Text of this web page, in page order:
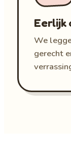
Eerlijk
We
gerecht